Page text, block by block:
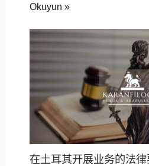
Okuyun »
在土耳其开展业务的法